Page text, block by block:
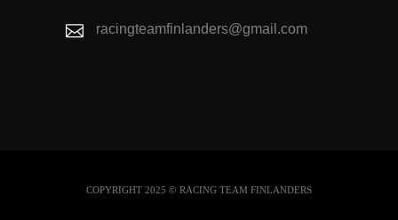
racingteamfinlanders@gmail.com
COPYRIGHT 2025 © RACING TEAM FINLANDERS